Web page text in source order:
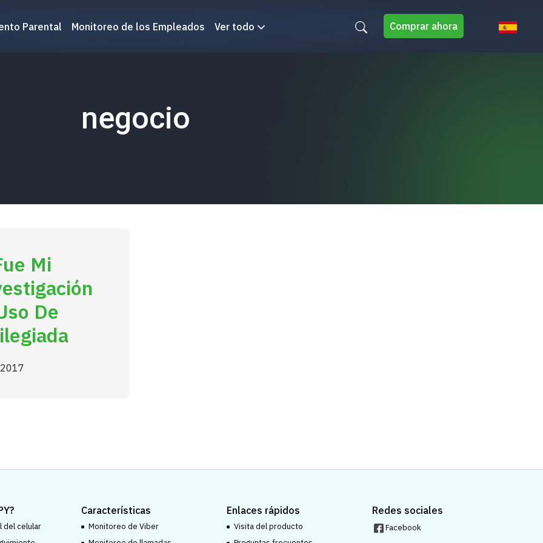
Parental Monitoreo de los Empleados Ver todo Comprar ahora
negocio
Mi
De
del celular
Características
Monitoreo de Viber
Enlaces rápidos
Visita del producto
Redes sociales
Facebook